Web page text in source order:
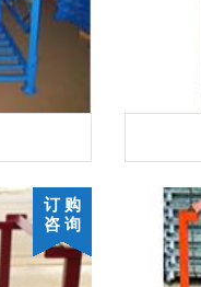
订 购
咨 询